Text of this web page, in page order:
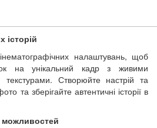
налаштувань, щоб
на унікальний кадр з живими
Створюйте настрій та
та зберігайте автентичні історії в